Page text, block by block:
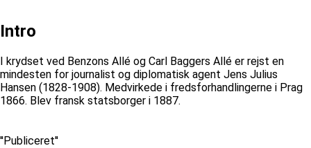
Intro
I krydset ved Benzons Allé og Carl Baggers Allé er rejst en
mindesten for journalist og diplomatisk agent Jens Julius
Hansen (1828-1908). Medvirkede i fredsforhandlingerne i Prag
1866. Blev fransk statsborger i 1887.
''Publiceret''